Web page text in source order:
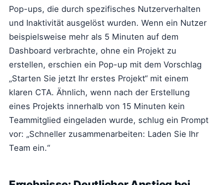
Pop-ups, die durch spezifisches Nutzerverhalten
und Inaktivität ausgelöst wurden. Wenn ein Nutzer
beispielsweise mehr als 5 Minuten auf dem
Dashboard verbrachte, ohne ein Projekt zu
erstellen, erschien ein Pop-up mit dem Vorschlag
„Starten Sie jetzt Ihr erstes Projekt“ mit einem
klaren CTA. Ähnlich, wenn nach der Erstellung
eines Projekts innerhalb von 15 Minuten kein
Teammitglied eingeladen wurde, schlug ein Prompt
vor: „Schneller zusammenarbeiten: Laden Sie Ihr
Team ein.“